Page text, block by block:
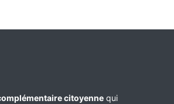
citoyenne qui